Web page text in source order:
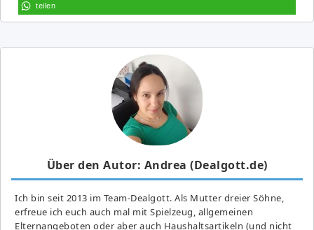
teilen
Über den Autor: Andrea (Dealgott.de)
Ich bin seit 2013 im Team-Dealgott. Als Mutter dreier Söhne,
erfreue ich euch auch mal mit Spielzeug, allgemeinen
Elternangeboten oder aber auch Haushaltsartikeln (und nicht